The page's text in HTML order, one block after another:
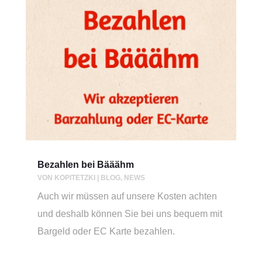
Bezahlen bei Bääähm
VON KOPITETZKI BLOG, NEWS
Auch wir müssen auf unsere Kosten achten
und deshalb können Sie bei uns bequem mit
Bargeld oder EC Karte bezahlen.